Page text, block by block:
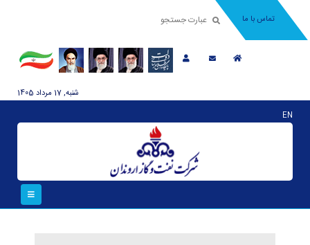
تماس با ما
شنبه, 17 مرداد 1405
EN